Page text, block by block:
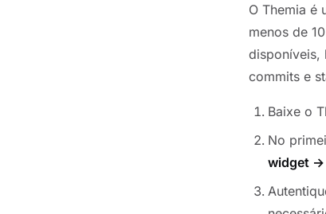
O Themia é
menos de
disponíveis,
commits e
Baixe o
No
widget →